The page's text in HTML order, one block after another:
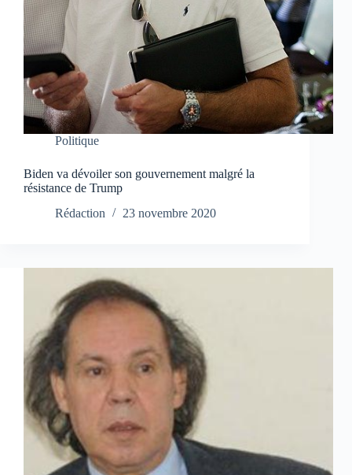
Politique
Biden va dévoiler son gouvernement malgré la
résistance de Trump
Rédaction
23 novembre 2020